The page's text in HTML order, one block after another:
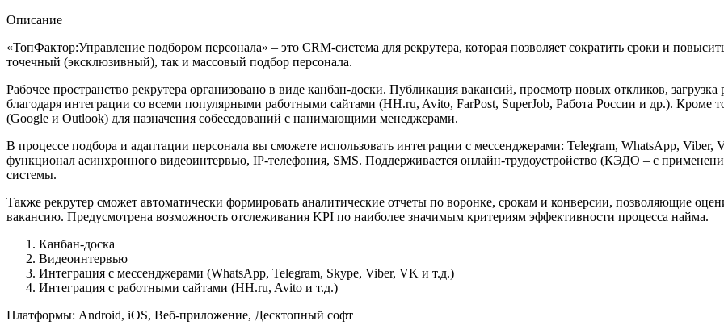
Описание
«ТопФактор:Управление подбором персонала» – это CRM-система для рекрутера, которая позволяет сократить сроки и
точечный (эксклюзивный), так и массовый подбор персонала.
Рабочее пространство рекрутера организовано в виде канбан-доски. Публикация вакансий, просмотр новых откликов,
благодаря интеграции со всеми популярными работными сайтами (HH.ru, Avito, FarPost, SuperJob, Работа России и др.). Кроме
(Google и Outlook) для назначения собеседований с нанимающими менеджерами.
В процессе подбора и адаптации персонала вы сможете использовать интеграции с мессенджерами: Telegram, WhatsApp,
функционал асинхронного видеоинтервью, IP-телефония, SMS. Поддерживается онлайн-трудоустройство (КЭДО – с
системы.
Также рекрутер сможет автоматически формировать аналитические отчеты по воронке, срокам и конверсии, позволяющие
вакансию. Предусмотрена возможность отслеживания KPI по наиболее значимым критериям эффективности процесса найма.
Канбан-доска
Видеоинтервью
Интеграция с мессенджерами (WhatsApp, Telegram, Skype, Viber, VK и т.д.)
Интеграция с работными сайтами (HH.ru, Avito и т.д.)
Платформы: Android, iOS, Веб-приложение, Десктопный софт